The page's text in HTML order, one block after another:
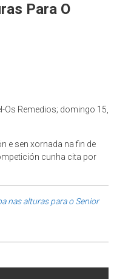
Para O
Os Remedios; domingo 15,
e sen xornada na fin de
cunha cita por
nas alturas para o Senior